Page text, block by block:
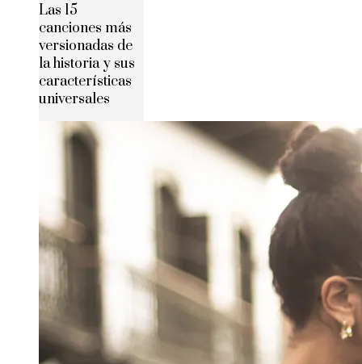
Las 15
canciones más
versionadas de
la historia y sus
características
universales